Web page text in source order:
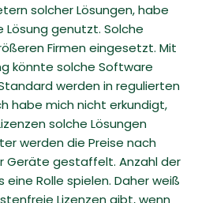
solcher Lösungen, habe
Lösung genutzt. Solche
Firmen eingesetzt. Mit
könnte solche Software
werden in regulierten
habe mich nicht erkundigt,
solche Lösungen
werden die Preise nach
Geräte gestaffelt. Anzahl der
Rolle spielen. Daher weiß
Lizenzen gibt, wenn